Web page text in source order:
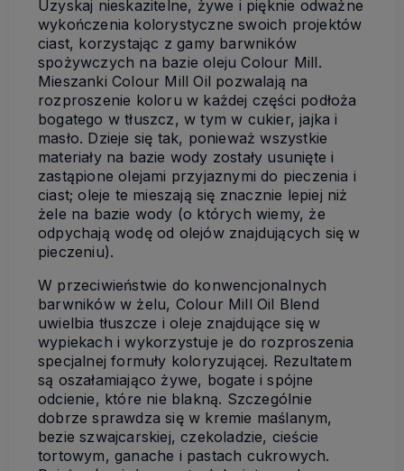
Uzyskaj nieskazitelne, żywe i pięknie odważne
wykończenia kolorystyczne swoich projektów
ciast, korzystając z gamy barwników
spożywczych na bazie oleju Colour Mill.
Mieszanki Colour Mill Oil pozwalają na
rozproszenie koloru w każdej części podłoża
bogatego w tłuszcz, w tym w cukier, jajka i
masło. Dzieje się tak, ponieważ wszystkie
materiały na bazie wody zostały usunięte i
zastąpione olejami przyjaznymi do pieczenia i
ciast; oleje te mieszają się znacznie lepiej niż
żele na bazie wody (o których wiemy, że
odpychają wodę od olejów znajdujących się w
pieczeniu).
W przeciwieństwie do konwencjonalnych
barwników w żelu, Colour Mill Oil Blend
uwielbia tłuszcze i oleje znajdujące się w
wypiekach i wykorzystuje je do rozproszenia
specjalnej formuły koloryzującej. Rezultatem
są oszałamiająco żywe, bogate i spójne
odcienie, które nie blakną. Szczególnie
dobrze sprawdza się w kremie maślanym,
bezie szwajcarskiej, czekoladzie, cieście
tortowym, ganache i pastach cukrowych.